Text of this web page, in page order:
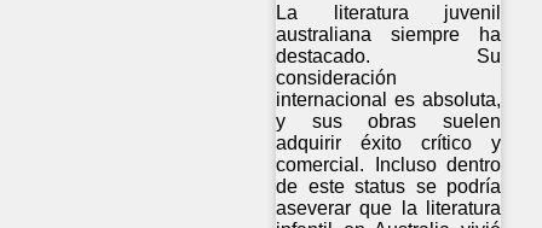
La literatura juvenil
australiana siempre ha
destacado. Su
consideración
internacional es absoluta,
y sus obras suelen
adquirir éxito crítico y
comercial. Incluso dentro
de este status se podría
aseverar que la literatura